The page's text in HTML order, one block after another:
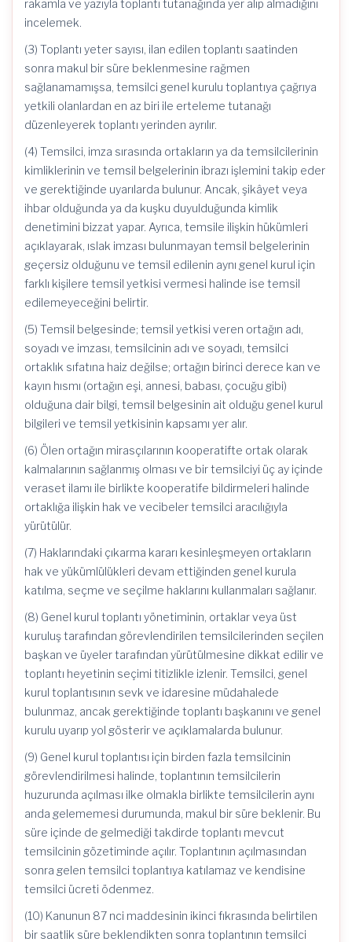
rakamla ve yazıyla toplantı tutanağında yer alıp almadığını
incelemek.
(3) Toplantı yeter sayısı, ilan edilen toplantı saatinden
sonra makul bir süre beklenmesine rağmen
sağlanamamışsa, temsilci genel kurulu toplantıya çağrıya
yetkili olanlardan en az biri ile erteleme tutanağı
düzenleyerek toplantı yerinden ayrılır.
(4) Temsilci, imza sırasında ortakların ya da temsilcilerinin
kimliklerinin ve temsil belgelerinin ibrazı işlemini takip eder
ve gerektiğinde uyarılarda bulunur. Ancak, şikâyet veya
ihbar olduğunda ya da kuşku duyulduğunda kimlik
denetimini bizzat yapar. Ayrıca, temsile ilişkin hükümleri
açıklayarak, ıslak imzası bulunmayan temsil belgelerinin
geçersiz olduğunu ve temsil edilenin aynı genel kurul için
farklı kişilere temsil yetkisi vermesi halinde ise temsil
edilemeyeceğini belirtir.
(5) Temsil belgesinde; temsil yetkisi veren ortağın adı,
soyadı ve imzası, temsilcinin adı ve soyadı, temsilci
ortaklık sıfatına haiz değilse; ortağın birinci derece kan ve
kayın hısmı (ortağın eşi, annesi, babası, çocuğu gibi)
olduğuna dair bilgi, temsil belgesinin ait olduğu genel kurul
bilgileri ve temsil yetkisinin kapsamı yer alır.
(6) Ölen ortağın mirasçılarının kooperatifte ortak olarak
kalmalarının sağlanmış olması ve bir temsilciyi üç ay içinde
veraset ilamı ile birlikte kooperatife bildirmeleri halinde
ortaklığa ilişkin hak ve vecibeler temsilci aracılığıyla
yürütülür.
(7) Haklarındaki çıkarma kararı kesinleşmeyen ortakların
hak ve yükümlülükleri devam ettiğinden genel kurula
katılma, seçme ve seçilme haklarını kullanmaları sağlanır.
(8) Genel kurul toplantı yönetiminin, ortaklar veya üst
kuruluş tarafından görevlendirilen temsilcilerinden seçilen
başkan ve üyeler tarafından yürütülmesine dikkat edilir ve
toplantı heyetinin seçimi titizlikle izlenir. Temsilci, genel
kurul toplantısının sevk ve idaresine müdahalede
bulunmaz, ancak gerektiğinde toplantı başkanını ve genel
kurulu uyarıp yol gösterir ve açıklamalarda bulunur.
(9) Genel kurul toplantısı için birden fazla temsilcinin
görevlendirilmesi halinde, toplantının temsilcilerin
huzurunda açılması ilke olmakla birlikte temsilcilerin aynı
anda gelememesi durumunda, makul bir süre beklenir. Bu
süre içinde de gelmediği takdirde toplantı mevcut
temsilcinin gözetiminde açılır. Toplantının açılmasından
sonra gelen temsilci toplantıya katılamaz ve kendisine
temsilci ücreti ödenmez.
(10) Kanunun 87 nci maddesinin ikinci fıkrasında belirtilen
bir saatlik süre beklendikten sonra toplantının temsilci